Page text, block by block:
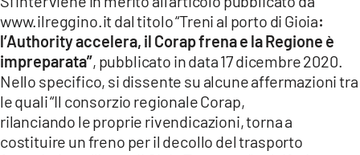
LACTV.IT
LACONAIR.IT
LACITYMAG.IT
ILREGGINO.IT
COSENZACHANNEL.IT
www.ilreggino.it dal titolo “Treni al porto di Gioia:
l’Authority accelera, il Corap frena e la Regione è
impreparata”, pubblicato in data 17 dicembre 2020.
Nello specifico, si dissente su alcune affermazioni tra
le quali “Il consorzio regionale Corap,
rilanciando le proprie rivendicazioni, torna a
costituire un freno per il decollo del trasporto